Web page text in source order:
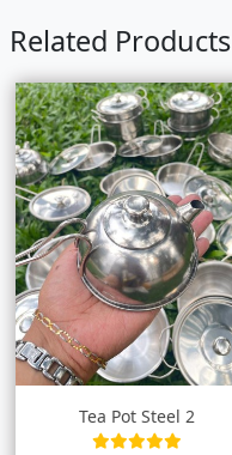
Related Products
Tea Pot Steel 2